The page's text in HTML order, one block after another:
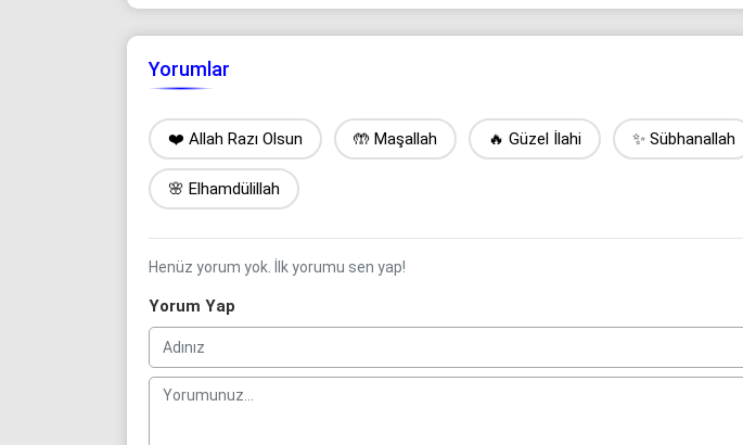
Yorumlar
❤️ Allah Razı Olsun 🤲 Maşallah 🔥 Güzel İlahi ✨ Sübhanallah
🌸 Elhamdülillah
Henüz yorum yok. İlk yorumu sen yap!
Yorum Yap